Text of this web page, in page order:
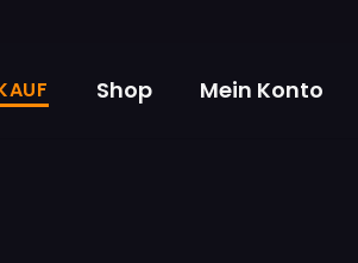
Shop Mein Konto